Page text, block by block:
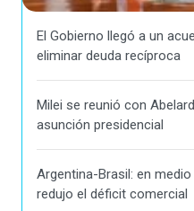
El Gobierno llegó a un
eliminar deuda recíproca
Milei se reunió con
asunción presidencial
Argentina-Brasil: en
redujo el déficit comercial